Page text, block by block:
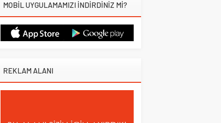
13.798,82
DOLAR
MOBİL UYGULAMAMIZI İNDİRDİNİZ Mİ?
REKLAM ALANI